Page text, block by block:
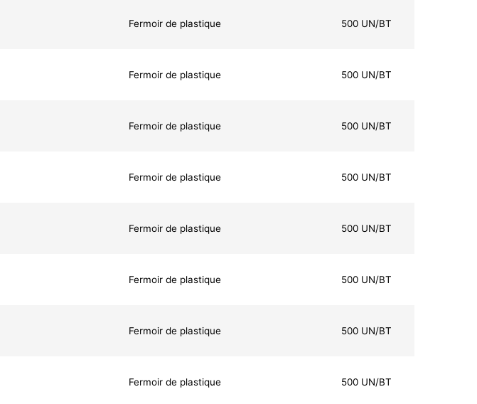
Fermoir de plastique 500 UN/BT
Fermoir de plastique 500 UN/BT
Fermoir de plastique 500 UN/BT
Fermoir de plastique 500 UN/BT
Fermoir de plastique 500 UN/BT
Fermoir de plastique 500 UN/BT
Fermoir de plastique 500 UN/BT
Fermoir de plastique 500 UN/BT